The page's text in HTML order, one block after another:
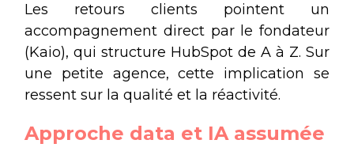
Les retours clients pointent un
accompagnement direct par le fondateur
(Kaio), qui structure HubSpot de A à Z. Sur
une petite agence, cette implication se
ressent sur la qualité et la réactivité.
Approche data et IA assumée